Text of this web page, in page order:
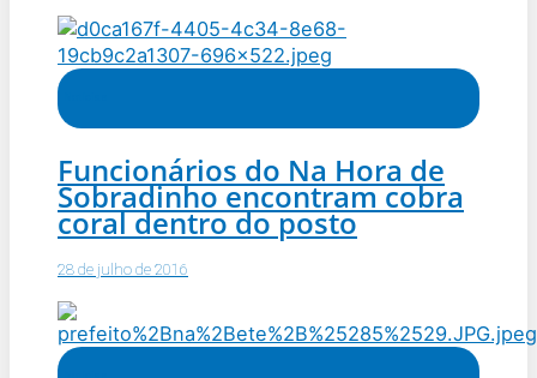
Funcionários do Na Hora de
Sobradinho encontram cobra
coral dentro do posto
28 de julho de 2016